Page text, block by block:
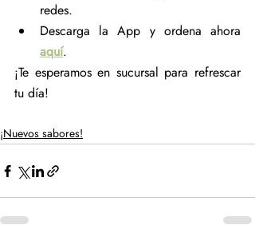
redes.
aquí.
¡Te esperamos en sucursal para refrescar
tu día!
¡Nuevos sabores!